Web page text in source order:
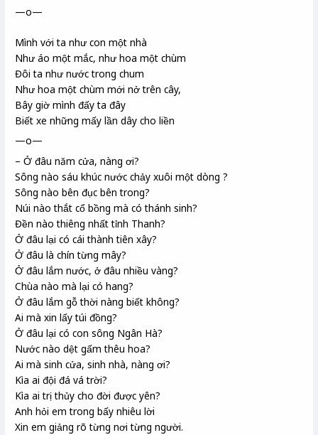
—o—
Mình với ta như con một nhà
Như áo một mắc, như hoa một chùm
Đôi ta như nước trong chum
Như hoa một chùm mới nở trên cây,
Bây giờ mình đấy ta đây
Biết xe những mấy lần dây cho liền
—o—
– Ở đâu năm cửa, nàng ơi?
Sông nào sáu khúc nước chảy xuôi một dòng ?
Sông nào bên đục bên trong?
Núi nào thắt cổ bồng mà có thánh sinh?
Đền nào thiêng nhất tỉnh Thanh?
Ở đâu lại có cái thành tiên xây?
Ở đâu là chín từng mây?
Ở đâu lắm nước, ở đâu nhiều vàng?
Chùa nào mà lại có hang?
Ở đâu lắm gỗ thời nàng biết không?
Ai mà xin lấy túi đồng?
Ở đâu lại có con sông Ngân Hà?
Nước nào dệt gấm thêu hoa?
Ai mà sinh cửa, sinh nhà, nàng ơi?
Kìa ai đội đá vá trời?
Kìa ai trị thủy cho đời được yên?
Anh hỏi em trong bấy nhiêu lời
Xin em giảng rõ từng nơi từng người.